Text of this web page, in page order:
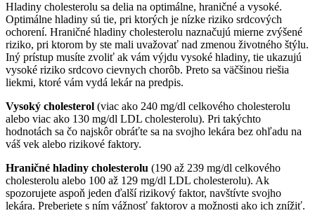
Hladiny cholesterolu sa delia na optimálne, hraničné a vysoké.
Optimálne hladiny sú tie, pri ktorých je nízke riziko srdcových
ochorení. Hraničné hladiny cholesterolu naznačujú mierne zvýšené
riziko, pri ktorom by ste mali uvažovať nad zmenou životného štýlu.
Iný prístup musíte zvoliť ak vám výjdu vysoké hladiny, tie ukazujú
vysoké riziko srdcovo cievnych chorôb. Preto sa väčšinou riešia
liekmi, ktoré vám vydá lekár na predpis.
Vysoký cholesterol (viac ako 240 mg/dl celkového cholesterolu
alebo viac ako 130 mg/dl LDL cholesterolu). Pri takýchto
hodnotách sa čo najskôr obráťte sa na svojho lekára bez ohľadu na
váš vek alebo rizikové faktory.
Hraničné hladiny cholesterolu (190 až 239 mg/dl celkového
cholesterolu alebo 100 až 129 mg/dl LDL cholesterolu). Ak
spozorujete aspoň jeden ďalší rizikový faktor, navštívte svojho
lekára. Preberiete s ním vážnosť faktorov a možnosti ako ich znížiť.